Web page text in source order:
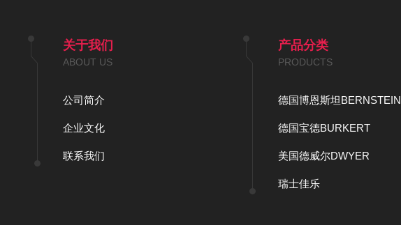
关于我们
ABOUT US
公司简介
企业文化
联系我们
产品分类
PRODUCTS
德国博恩斯坦BERNSTEIN
德国宝德BURKERT
美国德威尔DWYER
瑞士佳乐